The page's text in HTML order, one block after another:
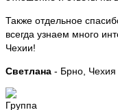
Также отдельное
всегда узнаем много
Чехии!
Светлана - Брно, Чехия